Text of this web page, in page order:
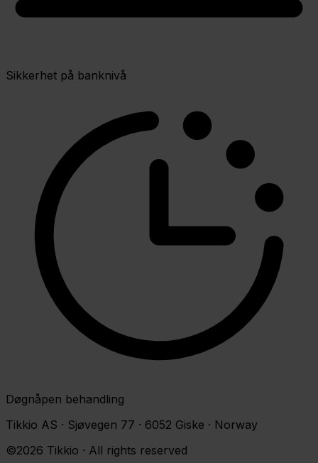
Sikkerhet på banknivå
Døgnåpen behandling
Tikkio AS · Sjøvegen 77 · 6052 Giske · Norway
©2026 Tikkio · All rights reserved